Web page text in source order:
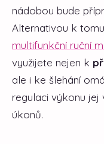
nádobou bude
Alternativou k
multifunkční ruční
využijete nejen k
ale i ke šlehání
regulaci výkonu jej
úkonů.